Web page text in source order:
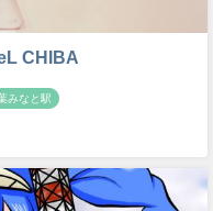
CHIBA
みなと駅